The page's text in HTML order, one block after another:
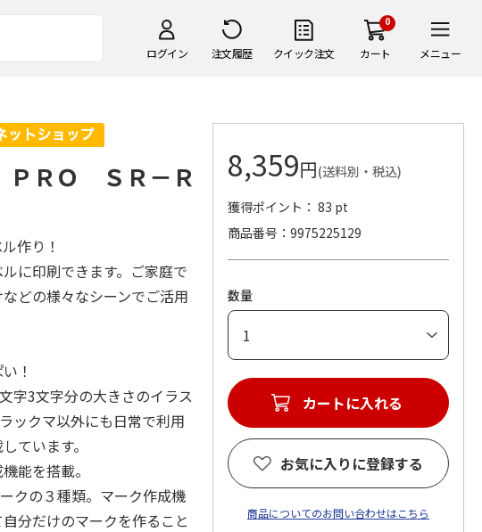
ログイン 注文履歴 クイック注文
0
カート メニュー
ＰＲＯ ＳＲ－Ｒ
作り！
に印刷できます。ご家庭で
どの様々なシーンでご活用
！
字3文字分の大きさのイラス
ックマ以外にも日常で利用
ています。
能を搭載。
クの３種類。マーク作成機
分だけのマークを作ること
8,359円(送料別・税込)
獲得ポイント： 83 pt
商品番号
9975225129
数量
カートに入れる
お気に入りに登録する
商品についてのお問い合わせはこちら